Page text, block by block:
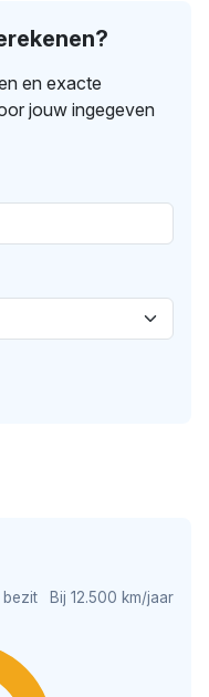
en exacte
jouw ingegeven
bezit Bij 12.500 km/jaar